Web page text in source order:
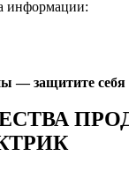
информации:
— защитите